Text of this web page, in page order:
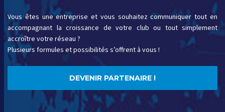
Vous êtes une entreprise et vous souhaitez communiquer tout en
accompagnant la croissance de votre club ou tout simplement
accroître votre réseau ?
Plusieurs formules et possibilités s’offrent à vous !
DEVENIR PARTENAIRE !